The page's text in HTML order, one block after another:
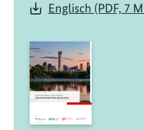
Englisch (PDF, 7